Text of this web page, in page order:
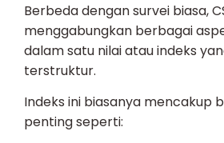
Berbeda dengan survei biasa,
menggabungkan berbagai
dalam satu nilai atau indeks
terstruktur.
Indeks ini biasanya mencakup
penting seperti: